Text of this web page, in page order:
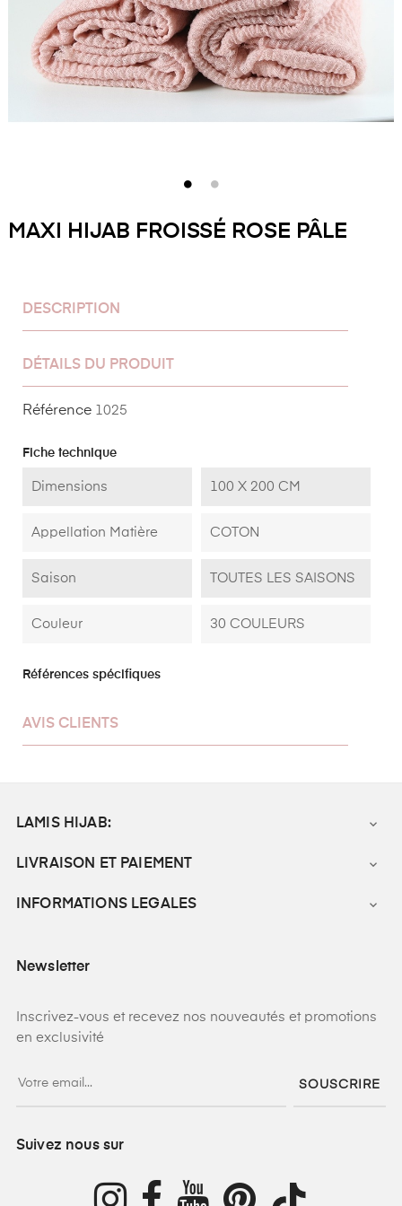
MAXI HIJAB FROISSÉ ROSE PÂLE
DESCRIPTION
DÉTAILS DU PRODUIT
Référence 1025
Fiche technique
Dimensions 100 X 200 CM
Appellation Matière COTON
Saison TOUTES LES SAISONS
Couleur 30 COULEURS
Références spécifiques
AVIS CLIENTS
LAMIS HIJAB: 
LIVRAISON ET PAIEMENT 
INFORMATIONS LEGALES 
Newsletter
Inscrivez-vous et recevez nos nouveautés et promotions
en exclusivité
SOUSCRIRE
Suivez nous sur